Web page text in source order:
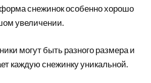
снежинок особенно хорошо
увеличении.
могут быть разного размера и
каждую снежинку уникальной.